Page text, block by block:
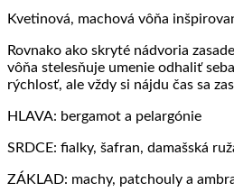
Kvetinová, machová vôňa
Rovnako ako skryté nádvoria
vôňa stelesňuje umenie odhaliť
rýchlosť, ale vždy si nájdu čas sa
HLAVA: bergamot a pelargónie
SRDCE: fialky, šafran, damašská
ZÁKLAD: machy, patchouly a